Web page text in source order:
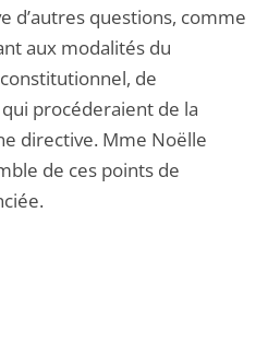
d’autres questions, comme
aux modalités du
de
procéderaient de la
directive. Mme Noëlle
de ces points de